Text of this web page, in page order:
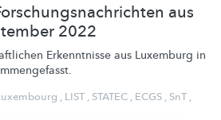
aus
2022
Erkenntnisse aus Luxemburg in
, LIST, STATEC , ECGS , SnT,